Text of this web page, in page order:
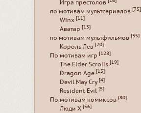
Игра престолов
по мотивам мультсериалов [75]
Winx [11]
Аватар [13]
по мотивам мультфильмов [35]
Король Лев [20]
По мотивам игр [128]
The Elder Scrolls [19]
Dragon Age [15]
Devil May Cry [4]
Resident Evil [5]
По мотивам комиксов [80]
Люди Х [56]